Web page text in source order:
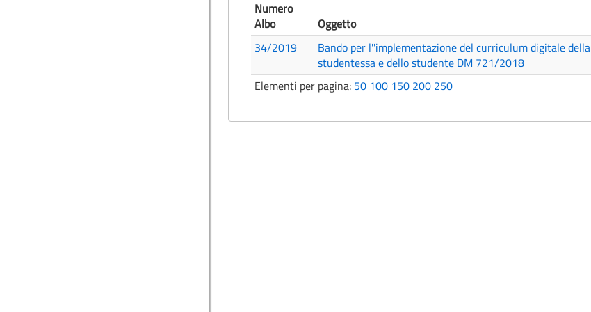
Numero
Albo
Oggetto
34/2019
Bando per l''implementazione del curriculum digitale della
studentessa e dello studente DM 721/2018
Elementi per pagina: 50 100 150 200 250